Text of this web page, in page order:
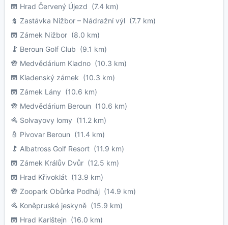
Hrad Červený Újezd (7.4 km)
Zastávka Nižbor – Nádražní výl (7.7 km)
Zámek Nižbor (8.0 km)
Beroun Golf Club (9.1 km)
Medvědárium Kladno (10.3 km)
Kladenský zámek (10.3 km)
Zámek Lány (10.6 km)
Medvědárium Beroun (10.6 km)
Solvayovy lomy (11.2 km)
Pivovar Beroun (11.4 km)
Albatross Golf Resort (11.9 km)
Zámek Králův Dvůr (12.5 km)
Hrad Křivoklát (13.9 km)
Zoopark Obůrka Podháj (14.9 km)
Koněpruské jeskyně (15.9 km)
Hrad Karlštejn (16.0 km)